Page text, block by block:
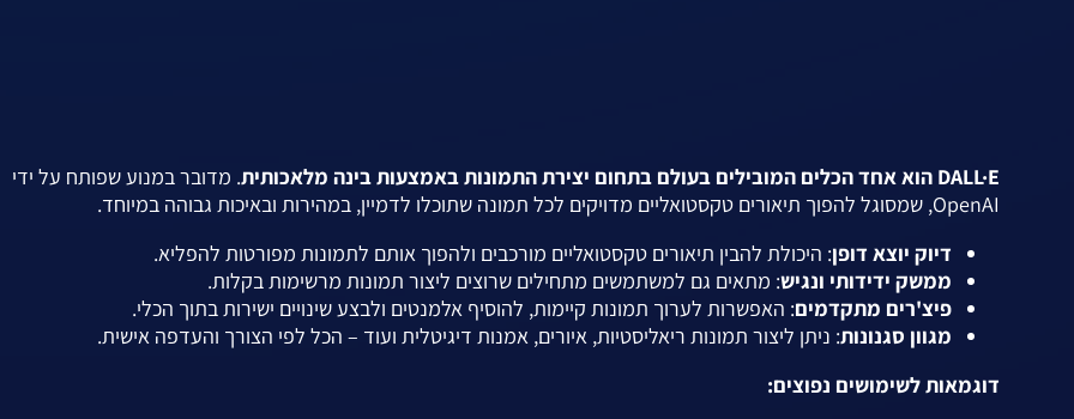
DALL·E הוא אחד הכלים המובילים בעולם בתחום יצירת התמונות באמצעות בינה מלאכותית
. מדובר במנוע שפותח על ידי
OpenAI, שמסוגל להפוך תיאורים טקסטואליים מדויקים לכל תמונה שתוכלו לדמיין, במהירות ובאיכות גבוהה במיוחד.
דיוק יוצא דופן: היכולת להבין תיאורים טקסטואליים מורכבים ולהפוך אותם לתמונות מפורטות להפליא.
ממשק ידידותי ונגיש: מתאים גם למשתמשים מתחילים שרוצים ליצור תמונות מרשימות בקלות.
פיצ'רים מתקדמים: האפשרות לערוך תמונות קיימות, להוסיף אלמנטים ולבצע שינויים ישירות בתוך הכלי.
מגוון סגנונות: ניתן ליצור תמונות ריאליסטיות, איורים, אמנות דיגיטלית ועוד – הכל לפי הצורך והעדפה אישית.
דוגמאות לשימושים נפוצים: